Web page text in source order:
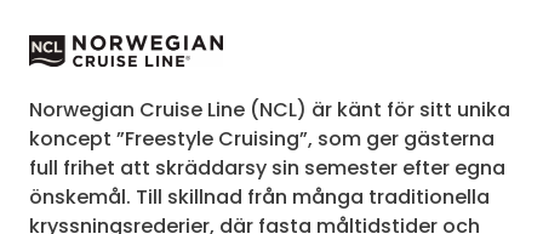
Norwegian Cruise Line (NCL) är känt för sitt unika
koncept ”Freestyle Cruising”, som ger gästerna
full frihet att skräddarsy sin semester efter egna
önskemål. Till skillnad från många traditionella
kryssningsrederier, där fasta måltidstider och